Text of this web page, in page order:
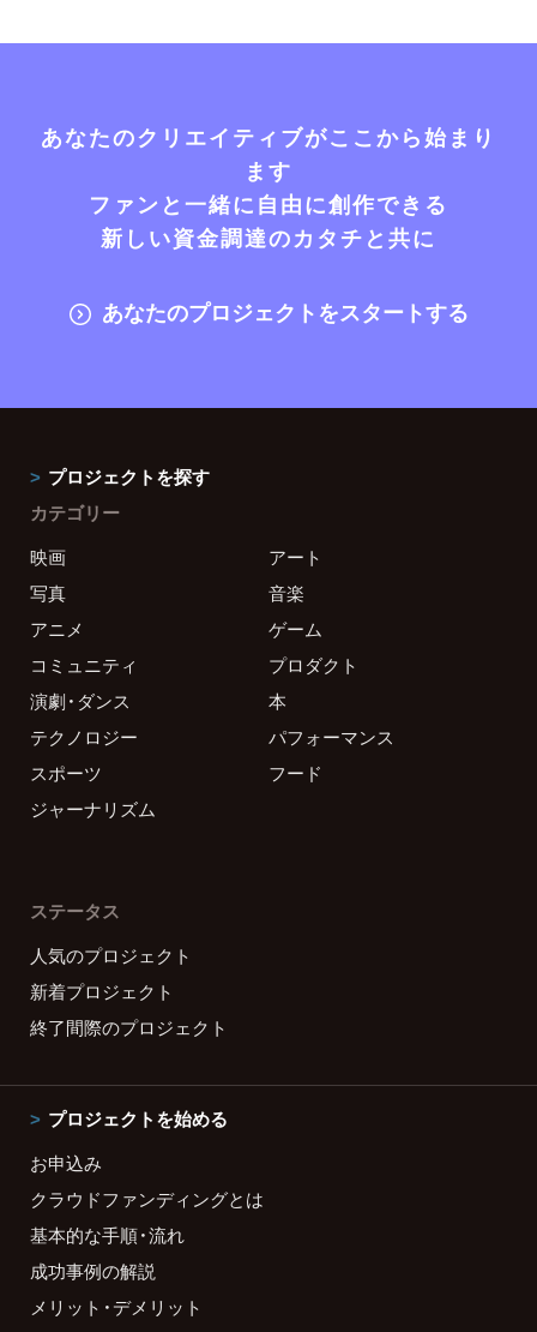
あなたのクリエイティブがここから始まり
ます
ファンと一緒に自由に創作できる
新しい資金調達のカタチと共に
あなたのプロジェクトをスタートする
プロジェクトを探す
カテゴリー
映画
アート
写真
音楽
アニメ
ゲーム
コミュニティ
プロダクト
演劇・ダンス
本
テクノロジー
パフォーマンス
スポーツ
フード
ジャーナリズム
ステータス
人気のプロジェクト
新着プロジェクト
終了間際のプロジェクト
プロジェクトを始める
お申込み
クラウドファンディングとは
基本的な手順・流れ
成功事例の解説
メリット・デメリット